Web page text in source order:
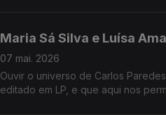
Maria Sá Silva e Luísa
07 mai. 2026
Ouvir o universo de Carlos
editado em LP, e que aqui nos